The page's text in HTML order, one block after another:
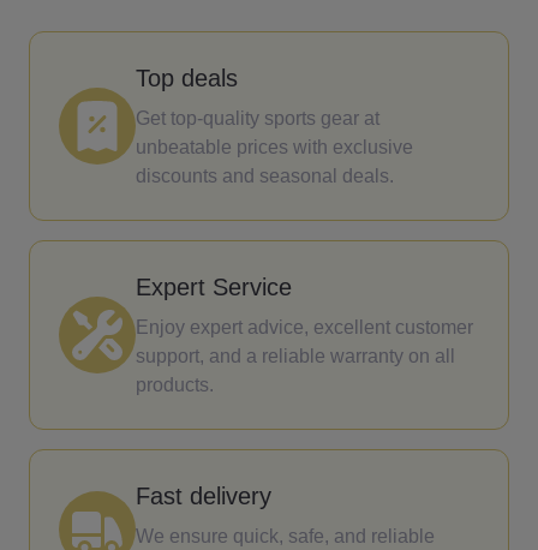
Top deals
Get top-quality sports gear at
unbeatable prices with exclusive
discounts and seasonal deals.
Expert Service
Enjoy expert advice, excellent customer
support, and a reliable warranty on all
products.
Fast delivery
We ensure quick, safe, and reliable